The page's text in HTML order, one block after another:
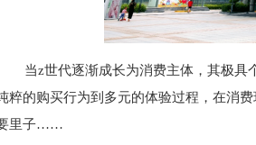
当z世代逐渐成长为消费主体，其极具
粹的购买行为到多元的体验过程，在消
里子……